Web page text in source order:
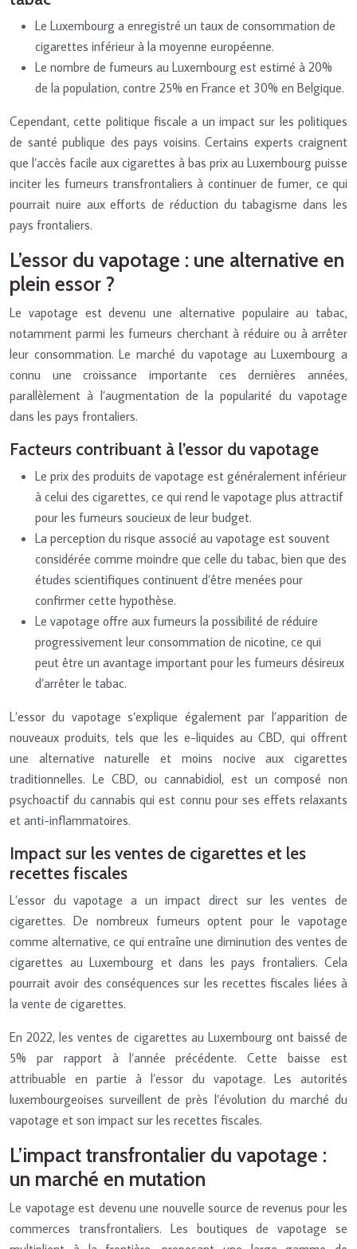
Le Luxembourg a enregistré un taux de consommation de
cigarettes inférieur à la moyenne européenne.
Le nombre de fumeurs au Luxembourg est estimé à 20%
de la population, contre 25% en France et 30% en Belgique.
Cependant, cette politique fiscale a un impact sur les politiques
de santé publique des pays voisins. Certains experts craignent
que l’accès facile aux cigarettes à bas prix au Luxembourg puisse
inciter les fumeurs transfrontaliers à continuer de fumer, ce qui
pourrait nuire aux efforts de réduction du tabagisme dans les
pays frontaliers.
L’essor du vapotage : une alternative en
plein essor ?
Le vapotage est devenu une alternative populaire au tabac,
notamment parmi les fumeurs cherchant à réduire ou à arrêter
leur consommation. Le marché du vapotage au Luxembourg a
connu une croissance importante ces dernières années,
parallèlement à l’augmentation de la popularité du vapotage
dans les pays frontaliers.
Facteurs contribuant à l’essor du vapotage
Le prix des produits de vapotage est généralement inférieur
à celui des cigarettes, ce qui rend le vapotage plus attractif
pour les fumeurs soucieux de leur budget.
La perception du risque associé au vapotage est souvent
considérée comme moindre que celle du tabac, bien que des
études scientifiques continuent d’être menées pour
confirmer cette hypothèse.
Le vapotage offre aux fumeurs la possibilité de réduire
progressivement leur consommation de nicotine, ce qui
peut être un avantage important pour les fumeurs désireux
d’arrêter le tabac.
L’essor du vapotage s’explique également par l’apparition de
nouveaux produits, tels que les e-liquides au CBD, qui offrent
une alternative naturelle et moins nocive aux cigarettes
traditionnelles. Le CBD, ou cannabidiol, est un composé non
psychoactif du cannabis qui est connu pour ses effets relaxants
et anti-inflammatoires.
Impact sur les ventes de cigarettes et les
recettes fiscales
L’essor du vapotage a un impact direct sur les ventes de
cigarettes. De nombreux fumeurs optent pour le vapotage
comme alternative, ce qui entraîne une diminution des ventes de
cigarettes au Luxembourg et dans les pays frontaliers. Cela
pourrait avoir des conséquences sur les recettes fiscales liées à
la vente de cigarettes.
En 2022, les ventes de cigarettes au Luxembourg ont baissé de
5% par rapport à l’année précédente. Cette baisse est
attribuable en partie à l’essor du vapotage. Les autorités
luxembourgeoises surveillent de près l’évolution du marché du
vapotage et son impact sur les recettes fiscales.
L’impact transfrontalier du vapotage :
un marché en mutation
Le vapotage est devenu une nouvelle source de revenus pour les
commerces transfrontaliers. Les boutiques de vapotage se